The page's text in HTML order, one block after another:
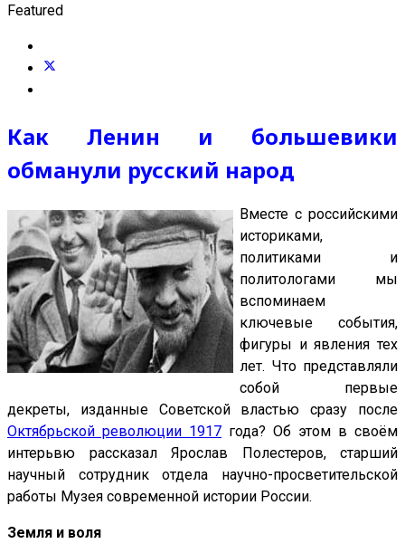
Featured
Как Ленин и большевики
обманули русский народ
Вместе с российскими
историками,
политиками и
политологами мы
вспоминаем
ключевые события,
фигуры и явления тех
лет. Что представляли
собой первые
декреты, изданные Советской властью сразу после
Октябрьской революции 1917 года? Об этом в своём
интерьвю рассказал Ярослав Полестеров, старший
научный сотрудник отдела научно-просветительской
работы Музея современной истории России.
Земля и воля